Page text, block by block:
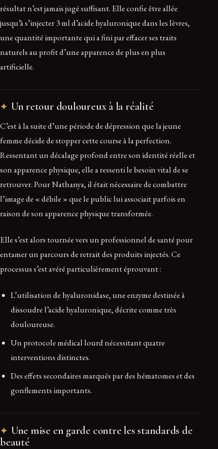
résultat n’est jamais jugé suffisant. Elle confie être allée
jusqu’à s’injecter 3 ml d’acide hyaluronique dans les lèvres,
une quantité importante qui a fini par effacer ses traits
naturels au profit d’une apparence de plus en plus
artificielle.
Un retour douloureux à la réalité
C’est à la suite d’une période de dépression que la jeune
femme décide de stopper cette course à la perfection.
Ressentant un décalage profond entre son identité réelle et
son apparence physique, elle a ressenti le besoin vital de se
retrouver. Pour Nathanya, il était nécessaire de combattre
l’image de « débile » que le public lui associait parfois en
raison de son apparence physique transformée.
Elle s’est alors tournée vers un professionnel de santé pour
entamer un parcours de retrait des produits injectés. Ce
processus s’est avéré particulièrement éprouvant :
L’utilisation de hyaluronidase, une enzyme destinée à
dissoudre l’acide hyaluronique, décrite comme très
douloureuse.
Un protocole médical lourd nécessitant quatre
interventions distinctes.
Des effets secondaires marqués par des hématomes et des
gonflements importants.
Une mise en garde contre les standards de
beauté